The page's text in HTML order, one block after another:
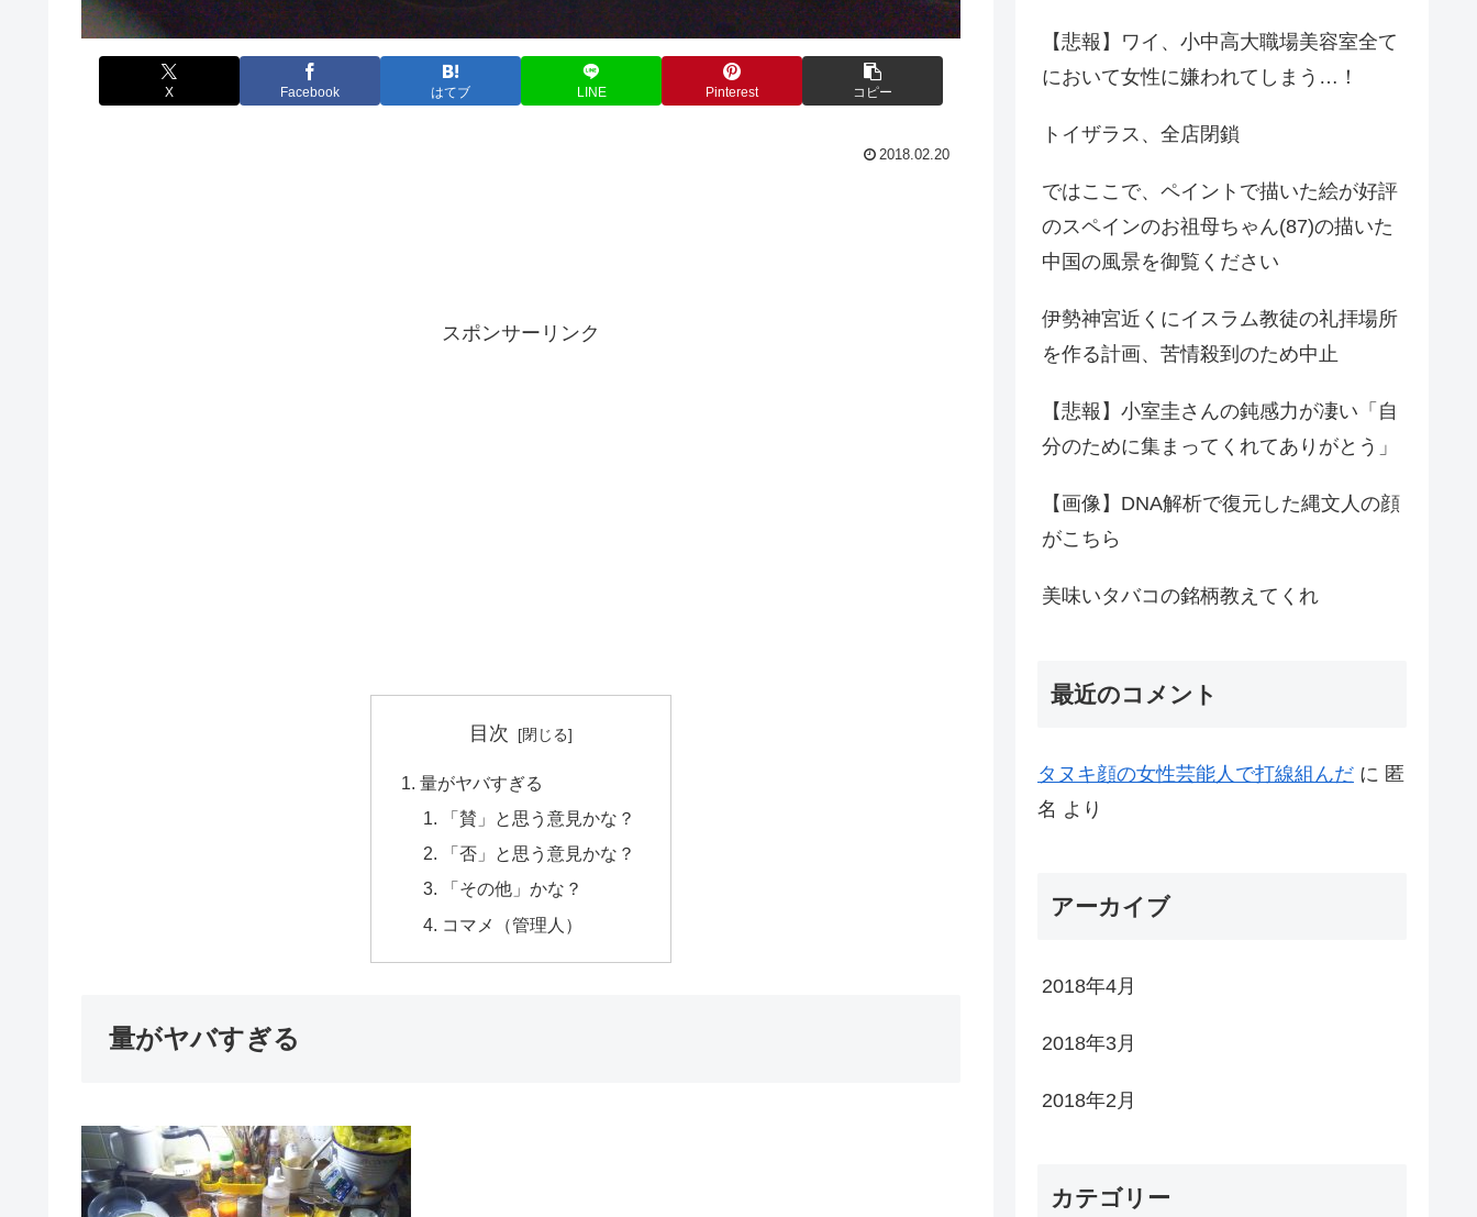
X Facebook はてブ LINE Pinterest コピー
2018.02.20
スポンサーリンク
目次
量がヤバすぎる
「賛」と思う意見かな？
「否」と思う意見かな？
「その他」かな？
コマメ（管理人）
量がヤバすぎる
【悲報】ワイ、小中高大職場美容室全て
において女性に嫌われてしまう…！
トイザラス、全店閉鎖
ではここで、ペイントで描いた絵が好評
のスペインのお祖母ちゃん(87)の描いた
中国の風景を御覧ください
伊勢神宮近くにイスラム教徒の礼拝場所
を作る計画、苦情殺到のため中止
【悲報】小室圭さんの鈍感力が凄い「自
分のために集まってくれてありがとう」
【画像】DNA解析で復元した縄文人の顔
がこちら
美味いタバコの銘柄教えてくれ
最近のコメント
タヌキ顔の女性芸能人で打線組んだ に 匿
名 より
アーカイブ
2018年4月
2018年3月
2018年2月
カテゴリー